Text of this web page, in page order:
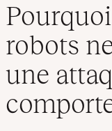
robots
une